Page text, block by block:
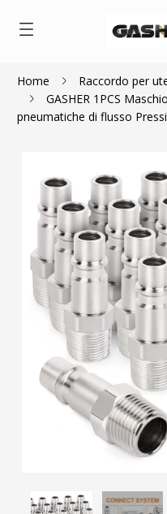
Home Raccordo per
GASHER 1PCS
pneumatiche di flusso
$1.08